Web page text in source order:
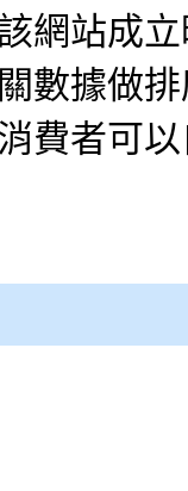
網站成
數據做
費者可